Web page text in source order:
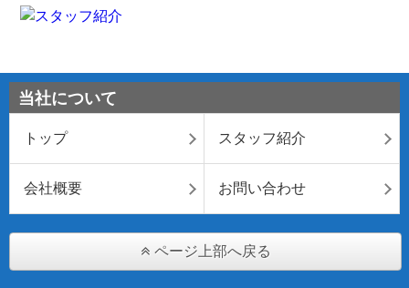
当社について
トップ スタッフ紹介
会社概要 お問い合わせ
ページ上部へ戻る